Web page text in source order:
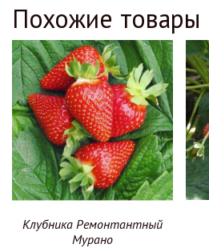
Похожие товары
Клубника Ремонтантный
Мурано